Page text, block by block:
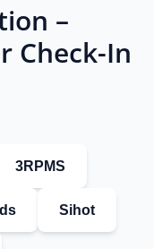
–
Check-In
3RPMS
Sihot